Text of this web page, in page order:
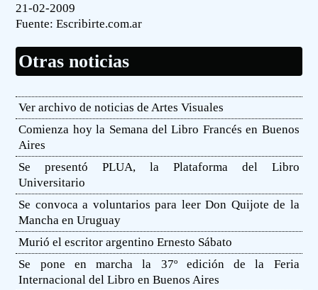
21-02-2009
Fuente:Escribirte.com.ar
Otras noticias
Ver archivo de noticias de Artes Visuales
Comienza hoy la Semana del Libro Francés en Buenos
Aires
Se presentó PLUA, la Plataforma del Libro
Universitario
Se convoca a voluntarios para leer Don Quijote de la
Mancha en Uruguay
Murió el escritor argentino Ernesto Sábato
Se pone en marcha la 37º edición de la Feria
Internacional del Libro en Buenos Aires